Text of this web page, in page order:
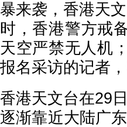
暴来袭，香港天
时，香港警方戒
天空严禁无人机
报名采访的记者
香港天文台在29
逐渐靠近大陆广